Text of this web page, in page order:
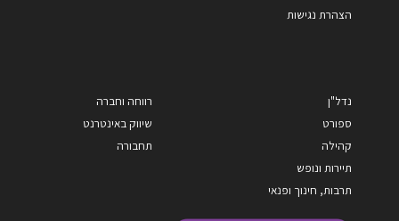
הצהרת נגישות
נדל"ן
ספורט
קהילה
תיירות ונופש
תרבות, חינוך ופנאי
רווחה וחברה
שיווק באינטרנט
תחבורה